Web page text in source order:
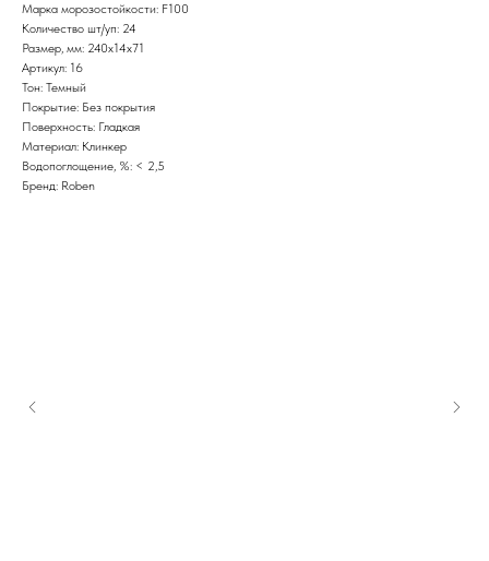
Марка морозостойкости: F100
Количество шт/уп: 24
Размер, мм: 240x14x71
Артикул: 16
Тон: Темный
Покрытие: Без покрытия
Поверхность: Гладкая
Материал: Клинкер
Водопоглощение, %: < 2,5
Бренд: Roben